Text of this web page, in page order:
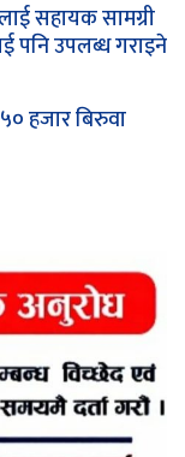
सहायक सामग्री
पनि उपलब्ध गराइने
हजार बिरुवा